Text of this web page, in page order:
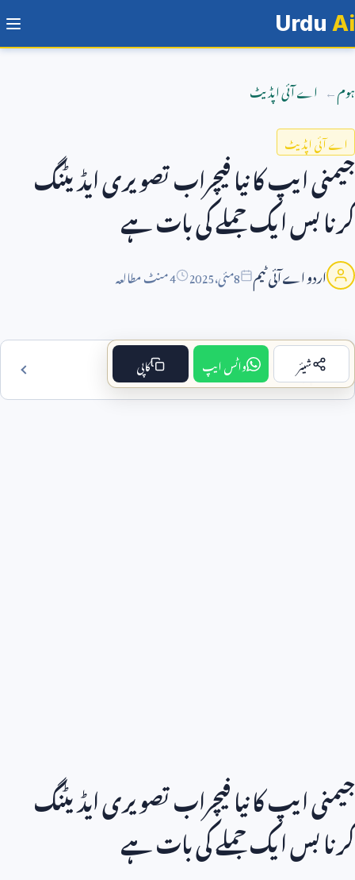
Urdu Ai
ہوم اے آئی اپڈیٹ
اے آئی اپڈیٹ
جیمنی ایپ کا نیا فیچراب تصویری ایڈیٹنگ
کرنا بس ایک جملے کی بات ہے
اردو اے آئی ٹیم 8مئی،2025 4 منٹ مطالعہ
فہرست مضمون
جیمنی ایپ کا نیا فیچراب تصویری ایڈیٹنگ
کرنا بس ایک جملے کی بات ہے
شیئر واٹس ایپ کاپی